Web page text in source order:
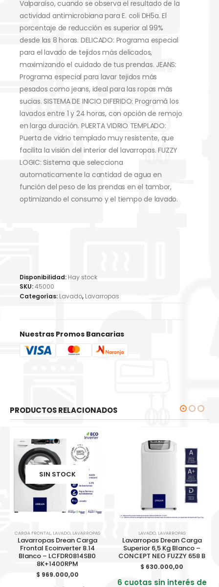
Valparaíso, cuando se observa el resultado de la
actividad antimicrobiana para E. coli DH5a. El
porcentaje de reducción es superior al 99%
desde las 8 horas. DELICADO: Programa especial
para el lavado de tejidos más delicados,
maximizando el cuidado de tus prendas. JEANS:
Programa especial para lavar tejidos más
pesados como jeans, ideal para las ropas más
sucias.SISTEMA DE INICIO DIFERIDO: Programá los
lavados entre 1 y 24 horas, con opción de remojo
en larga duración. PUERTA VIDRIO TEMPLADO:
Puerta de vidrio templado muy resistente, que
facilita la visión del interior del lavarropas.FUZZY
LOGIC: Sistema que selecciona
automaticamente la cantidad de agua en
función del peso de las prendas en el tambor,
optimizando el consumo y el tiempo de lavado.
Disponibilidad: Hay stock
SKU:45000
Categorías: Lavado, Lavarropas
Nuestras Promos Bancarias
PRODUCTOS RELACIONADOS
SIN STOCK
CARGA FRONTAL, LAVADO, LAVARROPAS
Lavarropas Drean Carga
Frontal Ecoinverter 8.14
Blanco – LCFDR0814SB0
8K+1400RPM
$ 969.000,00
LAVADO, LAVARROPAS
Lavarropas Drean Carga
Superior 6,5 Kg Blanco –
CONCEPT NEO FUZZY 658 B
$ 630.000,00
6 cuotas sin interés de